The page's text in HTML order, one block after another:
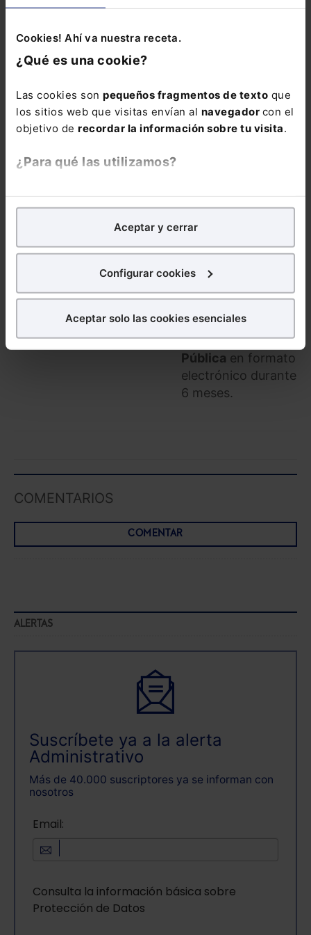
Cookies! Ahí va nuestra receta.
¿Qué es una cookie?
Las cookies son pequeños fragmentos de texto que
los sitios web que visitas envían al navegador con el
objetivo de recordar la información sobre tu visita.
¿Para qué las utilizamos?
analíticospara tratar demejorar tu experienciaen
nuestra página web. También con fines publicitarios,
para poder mostrarte publicidad y contenidos de tu
¿Qué puedes hacer?
en la web sea óptima
aceptar solo las esencialespara denegar
todas las cookies excepto aquellas imprescindibles.
las cookies y
Aceptar y cerrar
Configurar cookies
Aceptar solo las cookies esenciales
este curso
herramientas de IA
generativa en
función de cada
aplicables desde el
primer momento.
La inscripción
generativa para la
Administración
Pública en formato
electrónico durante
6 meses.
COMENTARIOS
COMENTAR
ALERTAS
Suscríbete ya a la alerta
Administrativo
Más de 40.000 suscriptores ya se informan con
nosotros
Email:
Consulta la información básica sobre
Protección de Datos